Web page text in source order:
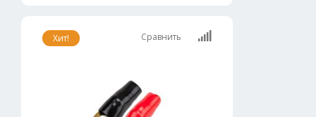
Хит! Сравнить